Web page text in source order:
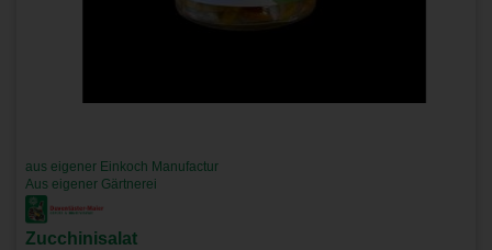
aus eigener Einkoch Manufactur
Aus eigener Gärtnerei
Zucchinisalat